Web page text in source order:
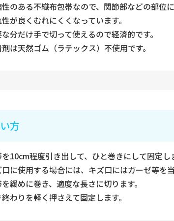
性のある不織布包帯なので、関節部などの部位
性が良くむれにくくなっています。
な分だけ手で切って使えるので経済的です。
剤は天然ゴム（ラテックス）不使用です。
方
10cm程度引き出して、ひと巻きにして固定し
に使用する場合には、キズ口にはガーゼ等を
緩めに巻き、適度な長さに切ります。
わりを軽く押さえて固定します。